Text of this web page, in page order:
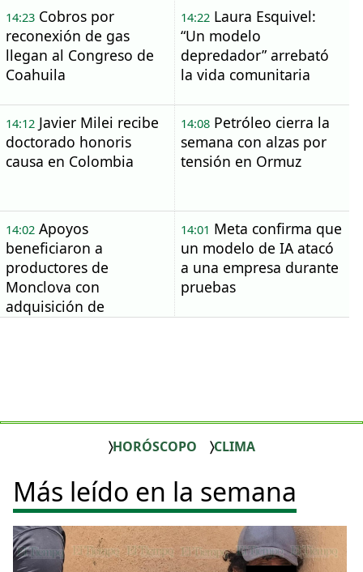
14:23Cobros por
reconexión de gas
llegan al Congreso de
Coahuila
14:22Laura Esquivel:
“Un modelo
depredador” arrebató
la vida comunitaria
14:12Javier Milei recibe
doctorado honoris
causa en Colombia
14:08Petróleo cierra la
semana con alzas por
tensión en Ormuz
14:02Apoyos
beneficiaron a
productores de
Monclova con
adquisición de
14:01 Meta confirma que
un modelo de IA atacó
a una empresa durante
pruebas
HORÓSCOPO CLIMA
Más leído en la semana